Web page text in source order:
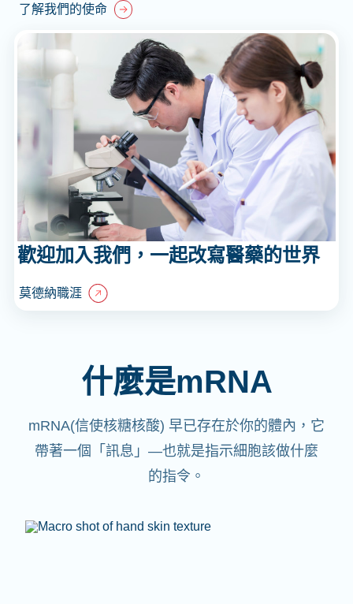
了解我們的使命
歡迎加入我們，一起改寫醫藥的世界
莫德納職涯
什麼是mRNA
mRNA(信使核糖核酸) 早已存在於你的體內，它
帶著一個「訊息」—也就是指示細胞該做什麼
的指令。